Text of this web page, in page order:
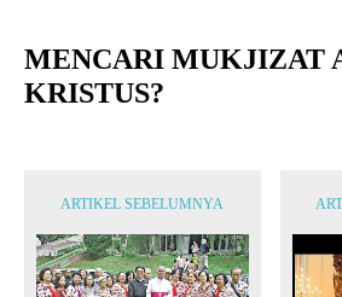
MENCARI MUKJIZAT
KRISTUS?
ARTIKEL SEBELUMNYA